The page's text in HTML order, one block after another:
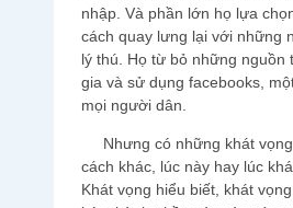
nhập. Và phần lớn họ lựa
cách quay lưng lại với những
lý thú. Họ từ bỏ những nguồn
gia và sử dụng facebooks,
mọi người dân.
Nhưng có những khát vọng
cách khác, lúc này hay lúc
Khát vọng hiểu biết, khát